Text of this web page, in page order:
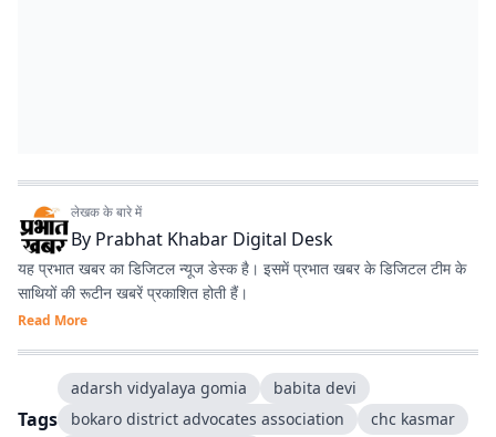
लेखक के बारे में
By Prabhat Khabar Digital Desk
यह प्रभात खबर का डिजिटल न्यूज डेस्क है। इसमें प्रभात खबर के डिजिटल टीम के
साथियों की रूटीन खबरें प्रकाशित होती हैं।
Read More
Tags
adarsh vidyalaya gomia
babita devi
bokaro district advocates association
chc kasmar